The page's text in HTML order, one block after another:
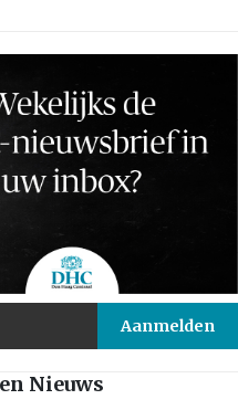
Nieuws